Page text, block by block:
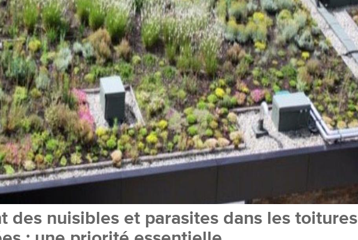
des nuisibles et parasites dans les toitures